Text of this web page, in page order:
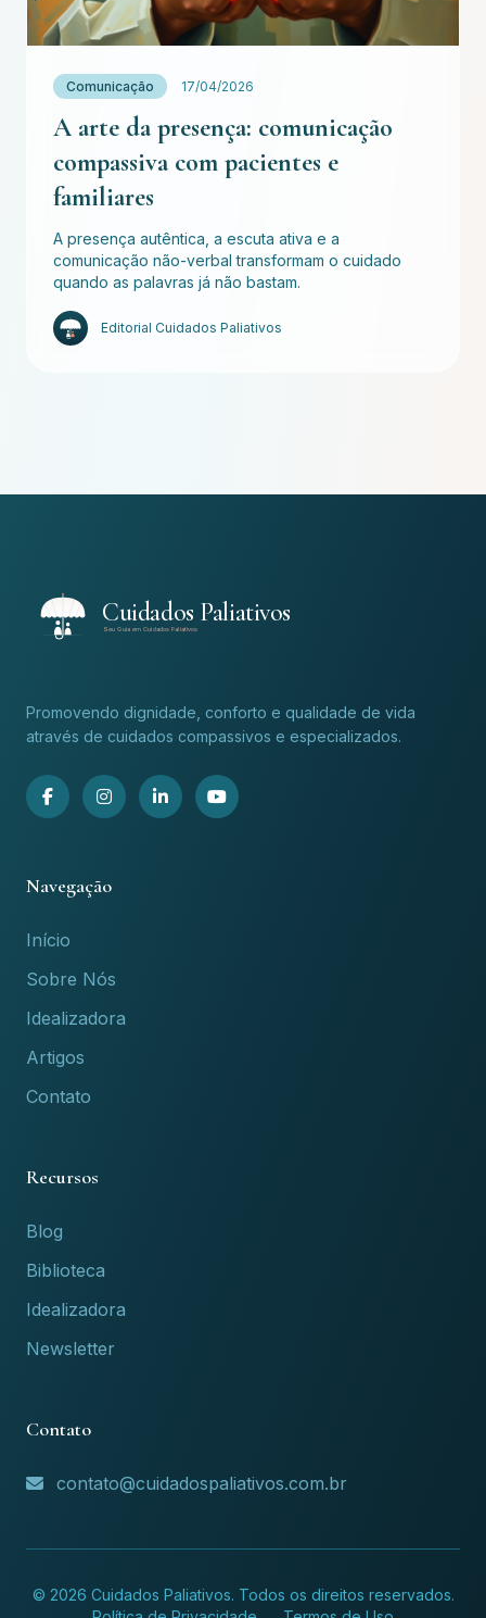
Comunicação 17/04/2026
A arte da presença: comunicação
compassiva com pacientes e
familiares
A presença autêntica, a escuta ativa e a
comunicação não-verbal transformam o cuidado
quando as palavras já não bastam.
Editorial Cuidados Paliativos
Cuidados Paliativos
Seu Guia em Cuidados Paliativos
Promovendo dignidade, conforto e qualidade de vida
através de cuidados compassivos e especializados.
Navegação
Início
Sobre Nós
Idealizadora
Artigos
Contato
Recursos
Blog
Biblioteca
Idealizadora
Newsletter
Contato
contato@cuidadospaliativos.com.br
© 2026 Cuidados Paliativos. Todos os direitos reservados.